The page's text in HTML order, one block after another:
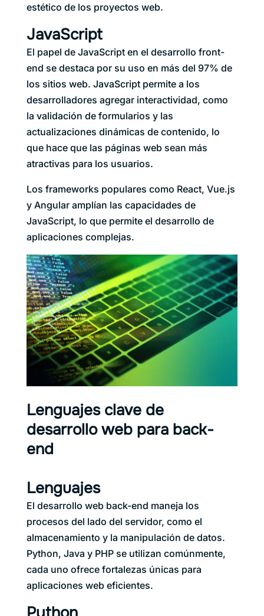
estético de los proyectos web.
JavaScript
El papel de JavaScript en el desarrollo front-
end se destaca por su uso en más del 97% de
los sitios web. JavaScript permite a los
desarrolladores agregar interactividad, como
la validación de formularios y las
actualizaciones dinámicas de contenido, lo
que hace que las páginas web sean más
atractivas para los usuarios.
Los frameworks populares como React, Vue.js
y Angular amplían las capacidades de
JavaScript, lo que permite el desarrollo de
aplicaciones complejas.
Lenguajes clave de
desarrollo web para back-
end
Lenguajes
El desarrollo web back-end maneja los
procesos del lado del servidor, como el
almacenamiento y la manipulación de datos.
Python, Java y PHP se utilizan comúnmente,
cada uno ofrece fortalezas únicas para
aplicaciones web eficientes.